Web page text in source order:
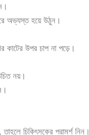
অভ্যস্ত হয়ে উঠুন।
কাটের উপর চাপ না পড়ে।
নয়।
চিকিৎসকের পরামর্শ নিন।